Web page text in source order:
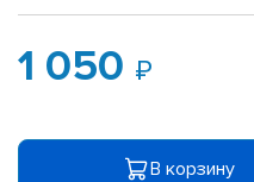
1 050
В корзину